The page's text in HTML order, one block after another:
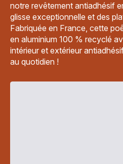
notre revêtement antiadhésif
glisse exceptionnelle et des
Fabriquée en France, cette
en aluminium 100 % recyclé
intérieur et extérieur
au quotidien !